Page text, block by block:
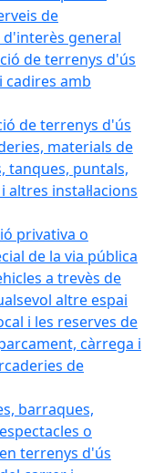
de
general
de terrenys d'ús
cadires amb
de terrenys d'ús
materials de
tanques, puntals,
instal·lacions
privativa o
de la via pública
a trevès de
altre espai
i les reserves de
càrrega i
de
barraques,
o
terrenys d'ús